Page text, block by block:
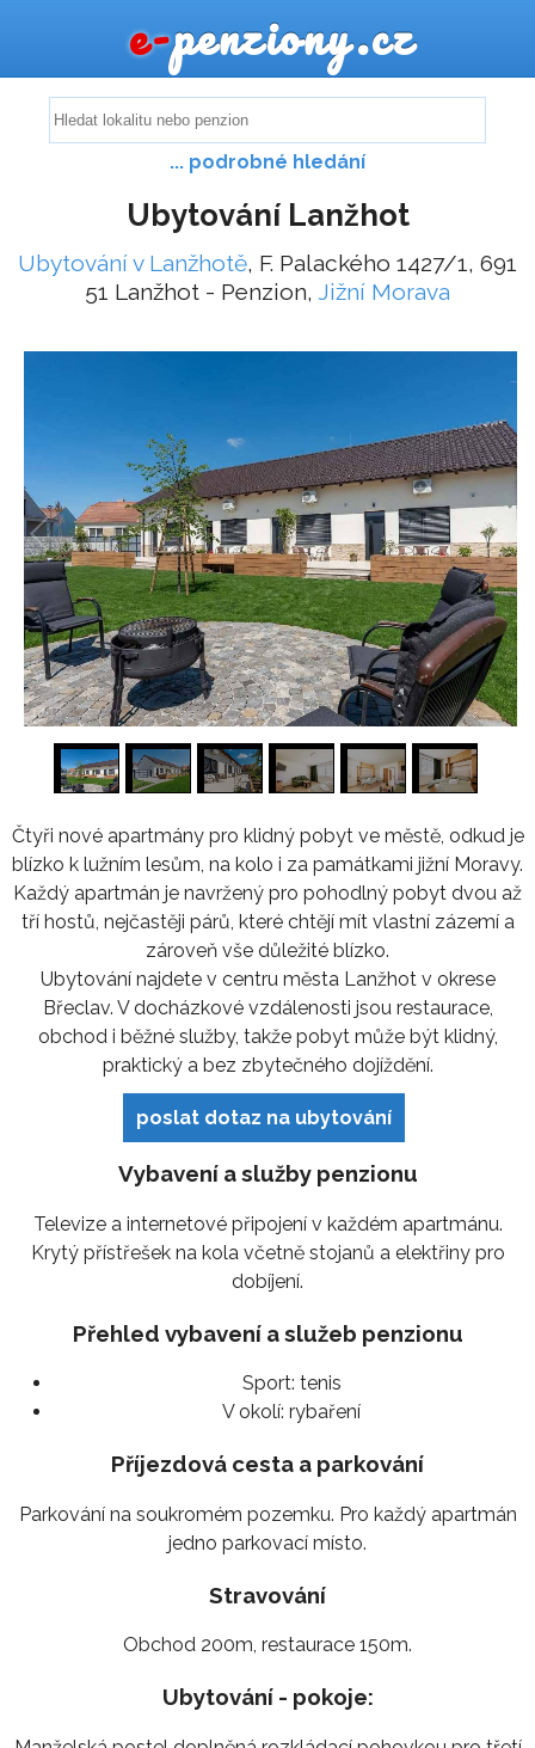
e-penziony.cz
... podrobné hledání
Ubytování Lanžhot
Ubytování v Lanžhotě, F. Palackého 1427/1, 691
51 Lanžhot - Penzion, Jižní Morava
1/16
Čtyři nové apartmány pro klidný pobyt ve městě, odkud je
blízko k lužním lesům, na kolo i za památkami jižní Moravy.
Každý apartmán je navržený pro pohodlný pobyt dvou až
tří hostů, nejčastěji párů, které chtějí mít vlastní zázemí a
zároveň vše důležité blízko.
Ubytování najdete v centru města Lanžhot v okrese
Břeclav. V docházkové vzdálenosti jsou restaurace,
obchod i běžné služby, takže pobyt může být klidný,
praktický a bez zbytečného dojíždění.
poslat dotaz na ubytování
Vybavení a služby penzionu
Televize a internetové připojení v každém apartmánu.
Krytý přístřešek na kola včetně stojanů a elektřiny pro
dobíjení.
Přehled vybavení a služeb penzionu
Sport: tenis
V okolí: rybaření
Příjezdová cesta a parkování
Parkování na soukromém pozemku. Pro každý apartmán
jedno parkovací místo.
Stravování
Obchod 200m, restaurace 150m.
Ubytování - pokoje: